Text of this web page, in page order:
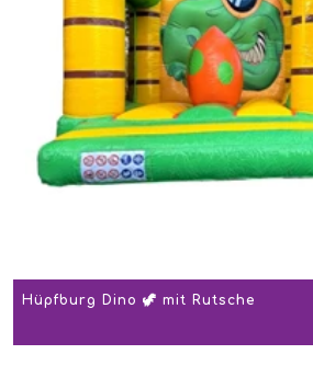
Hüpfburg Dino 🦖 mit Rutsche